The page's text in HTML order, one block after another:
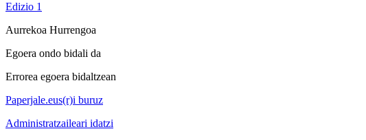
Edizio 1
Aurrekoa Hurrengoa
Egoera ondo bidali da
Errorea egoera bidaltzean
Paperjale.eus(r)i buruz
Administratzaileari idatzi